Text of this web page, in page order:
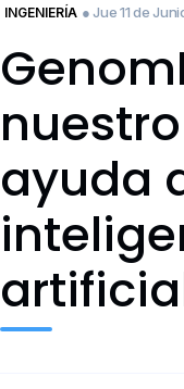
INGENIERÍA ● Jue 11 de
ayuda